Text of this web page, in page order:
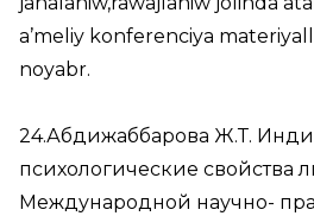
a’meliy konferenciya
noyabr.
24.Абдижаббарова Ж.Т.
психологические свойства
Международной научно-